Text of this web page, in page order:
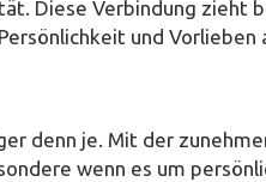
Diese Verbindung zieht
und Vorlieben
denn je. Mit der
wenn es um